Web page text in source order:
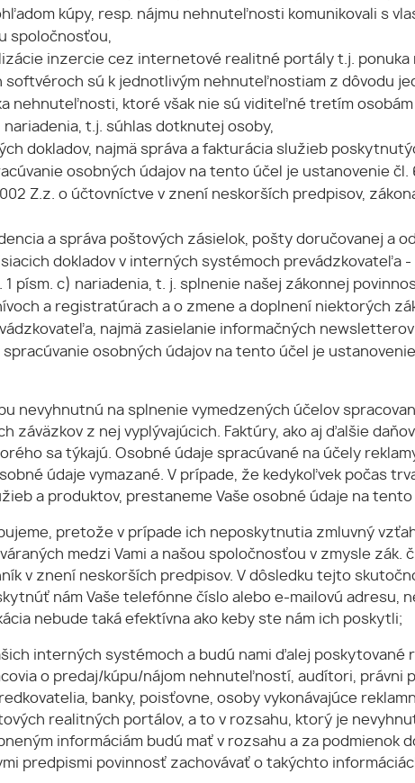
kúpy, resp. nájmu nehnuteľnosti komunikovali s
spoločnosťou,
inzercie cez internetové realitné portály t.j.
sú k jednotlivým nehnuteľnostiam z dôvodu
nehnuteľnosti, ktoré však nie sú viditeľné tretím
t.j. súhlas dotknutej osoby,
dokladov, najmä správa a fakturácia služieb
osobných údajov na tento účel je ustanovenie
Z.z. o účtovníctve v znení neskorších predpisov,
a správa poštových zásielok, pošty doručovanej a
dokladov v interných systémoch prevádzkovateľa
písm. c) nariadenia, t. j. splnenie našej zákonnej
a registratúrach a o zmene a doplnení niektorých
najmä zasielanie informačných
osobných údajov na tento účel je
nevyhnutnú na splnenie vymedzených účelov
záväzkov z nej vyplývajúcich. Faktúry, ako aj ďalšie
sa týkajú. Osobné údaje spracúvané na účely
údaje vymazané. V prípade, že kedykoľvek počas
a produktov, prestaneme Vaše osobné údaje na
pretože v prípade ich neposkytnutia zmluvný
medzi Vami a našou spoločnosťou v zmysle zák.
v znení neskorších predpisov. V dôsledku tejto
nám Vaše telefónne číslo alebo e-mailovú adresu,
nebude taká efektívna ako keby ste nám ich poskytli;
interných systémoch a budú nami ďalej
o predaj/kúpu/nájom nehnuteľností, audítori, právni
banky, poisťovne, osoby vykonávajúce
realitných portálov, a to v rozsahu, ktorý je
informáciám budú mať v rozsahu a za podmienok
predpismi povinnosť zachovávať o takýchto